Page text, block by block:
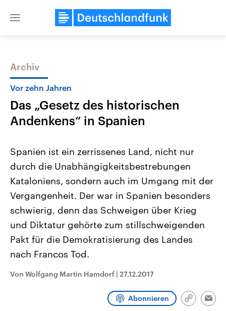
Close
Themen
Landtagswahl Sachsen-Anhalt
2026
Alle Informationen
Sachsen-Anhalt wählt am 6.
September 2026 einen neuen
Landtag. Seit 2021 wird das
Bundesland von einer Koalition aus
CDU, SPD und FDP regiert.-
Umfragen, Prognosen,
Wahlprogramme, aktuelle Berichte
und Hintergründe zu den Parteien
Wahl.
USA
Aktuelle Beiträge,
Hintergründe
Wirtschaftlich und
gehören die Vereinigten
den mächtigsten Ländern
mit großem Einfluss auf
aktuelle Weltgeschehen.
Sendungen Programm
Archiv
Vor zehn Jahren
Das „Gesetz des historischen
Andenkens“ in Spanien
Spanien ist ein zerrissenes Land, nicht nur
durch die Unabhängigkeitsbestrebungen
Kataloniens, sondern auch im Umgang mit der
Vergangenheit. Der war in Spanien besonders
schwierig, denn das Schweigen über Krieg
und Diktatur gehörte zum stillschweigenden
Pakt für die Demokratisierung des Landes
nach Francos Tod.
Von Wolfgang Martin Hamdorf | 27.12.2017
Abonnieren
Link